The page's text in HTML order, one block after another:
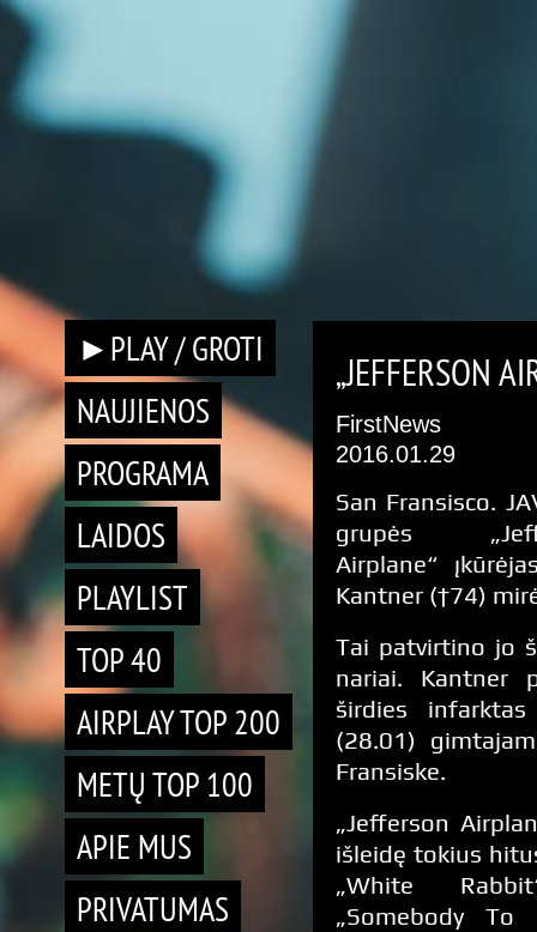
►PLAY / GROTI
NAUJIENOS
PROGRAMA
LAIDOS
PLAYLIST
TOP 40
AIRPLAY TOP 200
METŲ TOP 100
APIE MUS
PRIVATUMAS
„JEFFERSON
FirstNews
2016.01.29
San Fransisco.
grupės
Airplane“
Kantner (†74)
Tai patvirtino jo
nariai. Kantner
širdies infarktas
(28.01)
Fransiske.
„Jefferson
išleidę tokius
„White
„Somebody To